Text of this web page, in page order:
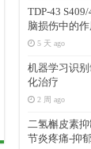
TDP-43
脑损伤中的作
5 天 ago
机器学习识
化治疗
2 周 ago
二氢槲皮素
节炎疼痛-抑